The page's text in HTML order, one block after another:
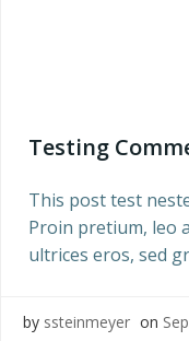
Testing
This post test
Proin pretium, leo
ultrices eros, sed
by ssteinmeyer on